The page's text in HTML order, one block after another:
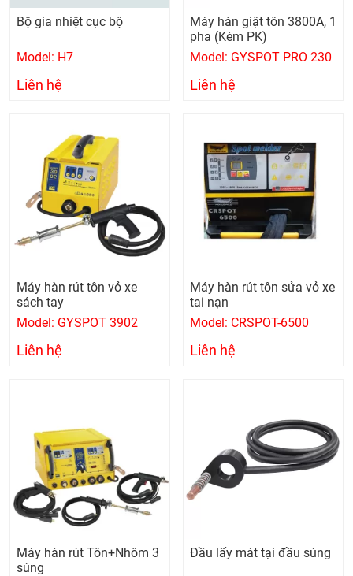
Bộ gia nhiệt cục bộ
Model: H7
Liên hệ
Máy hàn giật tôn 3800A, 1
pha (Kèm PK)
Model: GYSPOT PRO 230
Liên hệ
Máy hàn rút tôn vỏ xe
sách tay
Model: GYSPOT 3902
Liên hệ
Máy hàn rút tôn sửa vỏ xe
tai nạn
Model: CRSPOT-6500
Liên hệ
Máy hàn rút Tôn+Nhôm 3
súng
Đầu lấy mát tại đầu súng